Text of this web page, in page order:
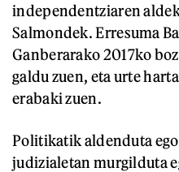
independentziaren
Salmondek. Erresuma
Ganberarako 2017ko
galdu zuen, eta urte
erabaki zuen.
Politikatik aldenduta
judizialetan murgilduta